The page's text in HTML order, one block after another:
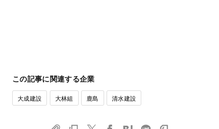
この記事に関連する企業
大成建設 大林組 鹿島 清水建設